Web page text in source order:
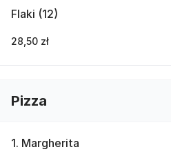
Flaki (12)
28,50 zł
Pizza
1. Margherita